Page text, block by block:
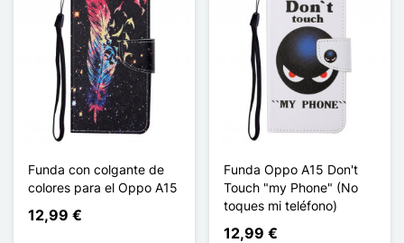
Funda con colgante de
colores para el Oppo A15
12,99 €
Funda Oppo A15 Don't
Touch "my Phone" (No
toques mi teléfono)
12,99 €